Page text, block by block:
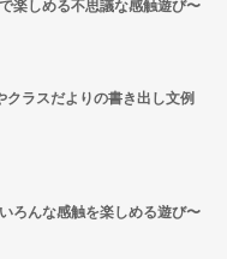
楽しめる不思議な感触遊び〜
ラスだよりの書き出し文例
ろんな感触を楽しめる遊び〜